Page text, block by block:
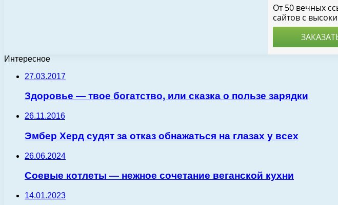
Интересное
27.03.2017
Здоровье — твое богатство, или сказка о пользе зарядки
26.11.2016
Эмбер Херд судят за отказ обнажаться на глазах у всех
26.06.2024
Соевые котлеты — нежное сочетание веганской кухни
14.01.2023